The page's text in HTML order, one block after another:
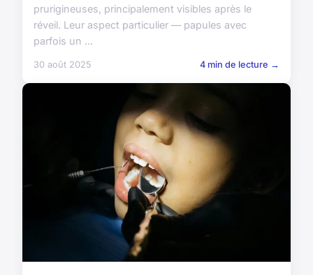
prurigineuses, principalement visibles après le
réveil. Leur aspect particulier — papules avec
parfois un ...
30 août 2025 4 min de lecture →